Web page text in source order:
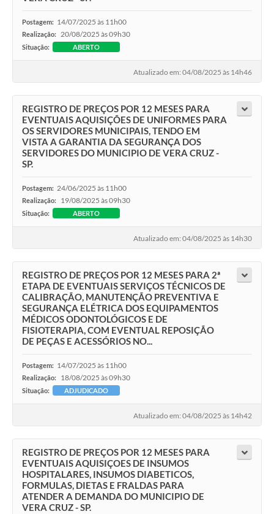
Postagem: 14/07/2025 às 11h00
Realização: 20/08/2025 às 09h30
Situação: ABERTO
Atualizado em: 04/08/2025 às 14h46
REGISTRO DE PREÇOS POR 12 MESES PARA
EVENTUAIS AQUISIÇÕES DE UNIFORMES PARA
OS SERVIDORES MUNICIPAIS, TENDO EM
VISTA A GARANTIA DA SEGURANÇA DOS
SERVIDORES DO MUNICIPIO DE VERA CRUZ -
SP.
Postagem: 24/06/2025 às 11h00
Realização: 19/08/2025 às 09h30
Situação: ABERTO
Atualizado em: 04/08/2025 às 14h30
REGISTRO DE PREÇOS POR 12 MESES PARA 2ª
ETAPA DE EVENTUAIS SERVIÇOS TÉCNICOS DE
CALIBRAÇÃO, MANUTENÇÃO PREVENTIVA E
SEGURANÇA ELÉTRICA DOS EQUIPAMENTOS
MÉDICOS ODONTOLÓGICOS E DE
FISIOTERAPIA, COM EVENTUAL REPOSIÇÃO
DE PEÇAS E ACESSÓRIOS NO...
Postagem: 14/07/2025 às 11h00
Realização: 18/08/2025 às 09h30
Situação: ADJUDICADO
Atualizado em: 04/08/2025 às 14h42
REGISTRO DE PREÇOS POR 12 MESES PARA
EVENTUAIS AQUISIÇOES DE INSUMOS
HOSPITALARES, INSUMOS DIABETICOS,
FORMULAS, DIETAS E FRALDAS PARA
ATENDER A DEMANDA DO MUNICIPIO DE
VERA CRUZ - SP.